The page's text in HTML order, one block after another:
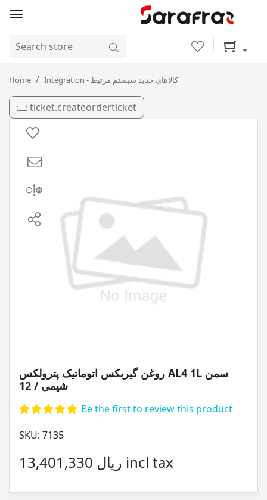
Wishlist
Home Integration - کالاهای جدید سیستم مرتبط
ticket.createorderticket
روغن گیربکس اتوماتیک پترولکس AL4 1L سمن
شیمی / 12
Be the first to review this product
SKU: 7135
13,401,330 ریال incl tax